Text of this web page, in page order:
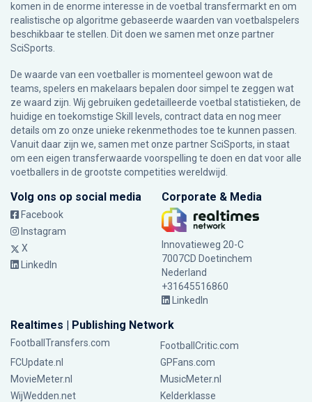
komen in de enorme interesse in de voetbal transfermarkt en om
realistische op algoritme gebaseerde waarden van voetbalspelers
beschikbaar te stellen. Dit doen we samen met onze partner
SciSports
De waarde van een voetballer is momenteel gewoon wat de
teams, spelers en makelaars bepalen door simpel te zeggen wat
ze waard zijn. Wij gebruiken gedetailleerde voetbal statistieken, de
huidige en toekomstige Skill levels, contract data en nog meer
details om zo onze unieke rekenmethodes toe te kunnen passen.
Vanuit daar zijn we, samen met onze partner SciSports, in staat
om een eigen transferwaarde voorspelling te doen en dat voor alle
voetballers in de grootste competities wereldwijd.
Volg ons op social media
Facebook
Instagram
X
LinkedIn
Corporate & Media
Innovatieweg 20-C
7007CD Doetinchem
Nederland
+31645516860
LinkedIn
Realtimes | Publishing Network
FootballTransfers.com
FootballCritic.com
FCUpdate.nl
GPFans.com
MovieMeter.nl
MusicMeter.nl
WijWedden.net
Kelderklasse